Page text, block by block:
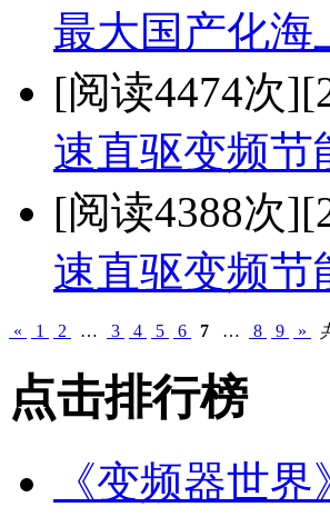
最大国产化海
[阅读4474次]
速直驱变频节
[阅读4388次]
速直驱变频节
« 1 2 … 3 4 5 6 7 … 8 9 »
点击排行榜
《变频器世